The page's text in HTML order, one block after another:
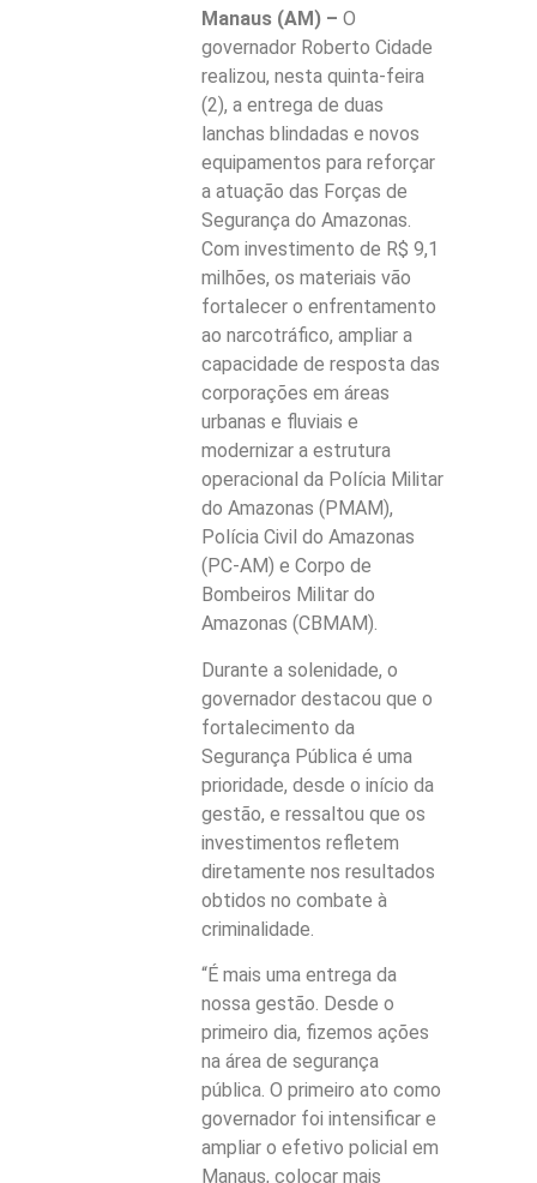
Manaus (AM) – O
governador Roberto Cidade
realizou, nesta quinta-feira
(2), a entrega de duas
lanchas blindadas e novos
equipamentos para reforçar
a atuação das Forças de
Segurança do Amazonas.
Com investimento de R$ 9,1
milhões, os materiais vão
fortalecer o enfrentamento
ao narcotráfico, ampliar a
capacidade de resposta das
corporações em áreas
urbanas e fluviais e
modernizar a estrutura
operacional da Polícia Militar
do Amazonas (PMAM),
Polícia Civil do Amazonas
(PC-AM) e Corpo de
Bombeiros Militar do
Amazonas (CBMAM).
Durante a solenidade, o
governador destacou que o
fortalecimento da
Segurança Pública é uma
prioridade, desde o início da
gestão, e ressaltou que os
investimentos refletem
diretamente nos resultados
obtidos no combate à
criminalidade.
“É mais uma entrega da
nossa gestão. Desde o
primeiro dia, fizemos ações
na área de segurança
pública. O primeiro ato como
governador foi intensificar e
ampliar o efetivo policial em
Manaus, colocar mais